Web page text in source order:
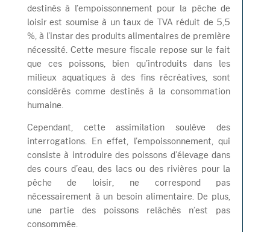
destinés à l’empoissonnement pour la pêche de
loisir est soumise à un taux de TVA réduit de 5,5
%, à l’instar des produits alimentaires de première
nécessité. Cette mesure fiscale repose sur le fait
que ces poissons, bien qu’introduits dans les
milieux aquatiques à des fins récréatives, sont
considérés comme destinés à la consommation
humaine.
Cependant, cette assimilation soulève des
interrogations. En effet, l’empoissonnement, qui
consiste à introduire des poissons d’élevage dans
des cours d’eau, des lacs ou des rivières pour la
pêche de loisir, ne correspond pas
nécessairement à un besoin alimentaire. De plus,
une partie des poissons relâchés n’est pas
consommée.